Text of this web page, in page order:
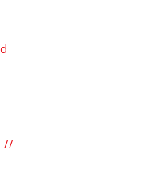
//